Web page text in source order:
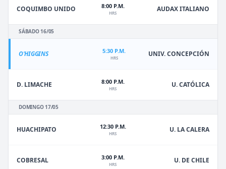
COQUIMBO UNIDO 8:00 P.M.
HRS AUDAX ITALIANO
SÁBADO 16/05
O'HIGGINS 5:30 P.M.
HRS UNIV. CONCEPCIÓN
D. LIMACHE 8:00 P.M.
HRS U. CATÓLICA
DOMINGO 17/05
HUACHIPATO 12:30 P.M.
HRS U. LA CALERA
COBRESAL 3:00 P.M.
HRS U. DE CHILE